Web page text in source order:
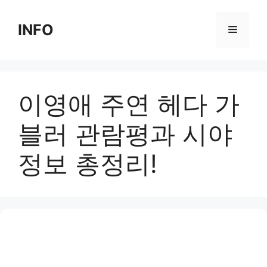
contentINFO Menu
이영애 주연 헤다 가
블러 관람평과 시야
정보 총정리!